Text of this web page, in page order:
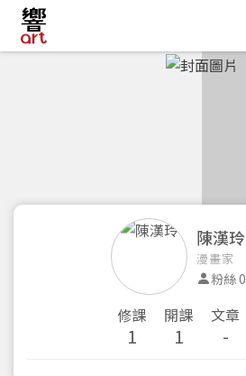
陳漢玲
漫畫家
粉絲 0
修課
1
開課
1
文章
-